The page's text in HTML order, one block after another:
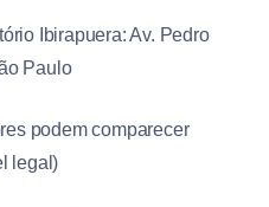
Ibirapuera: Av. Pedro
Paulo
podem comparecer
legal)